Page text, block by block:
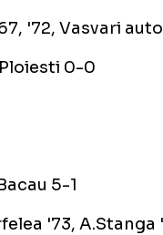
'72, Vasvari
0-0
5-1
'73,